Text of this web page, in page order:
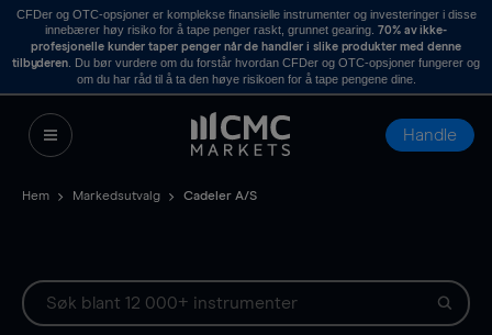
CFDer og OTC-opsjoner er komplekse finansielle instrumenter og investeringer i disse
innebærer høy risiko for å tape penger raskt, grunnet gearing. 70% av ikke-
profesjonelle kunder taper penger når de handler i slike produkter med denne
tilbyderen . Du bør vurdere om du forstår hvordan CFDer og OTC-opsjoner fungerer og
om du har råd til å ta den høye risikoen for å tape pengene dine.
Handle
Hem Markedsutvalg Cadeler A/S